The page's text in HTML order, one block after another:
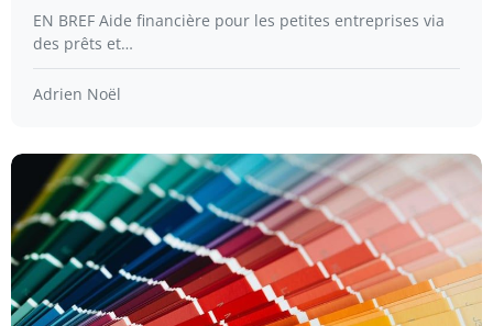
EN BREF Aide financière pour les petites entreprises via
des prêts et…
Adrien Noël